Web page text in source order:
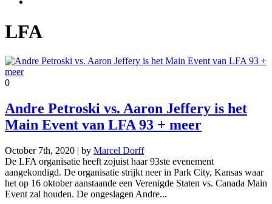
LFA
0
Andre Petroski vs. Aaron Jeffery is het
Main Event van LFA 93 + meer
October 7th, 2020 | by Marcel Dorff
De LFA organisatie heeft zojuist haar 93ste evenement
aangekondigd. De organisatie strijkt neer in Park City, Kansas waar
het op 16 oktober aanstaande een Verenigde Staten vs. Canada Main
Event zal houden. De ongeslagen Andre...